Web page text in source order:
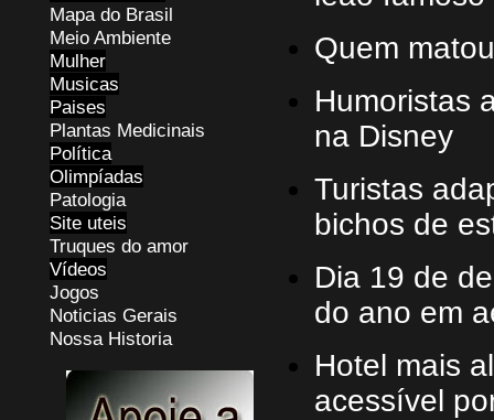
Mapa do Brasil
Meio Ambiente
Mulher
Musicas
Paises
Plantas Medicinais
Política
Olimpíadas
Patologia
Site uteis
Truques do amor
Vídeos
Jogos
Noticias Gerais
Nossa Historia
Quem
Humoristas
na Disney
Turistas
bichos de
Dia 19 de
do ano em
Hotel mais
acessível